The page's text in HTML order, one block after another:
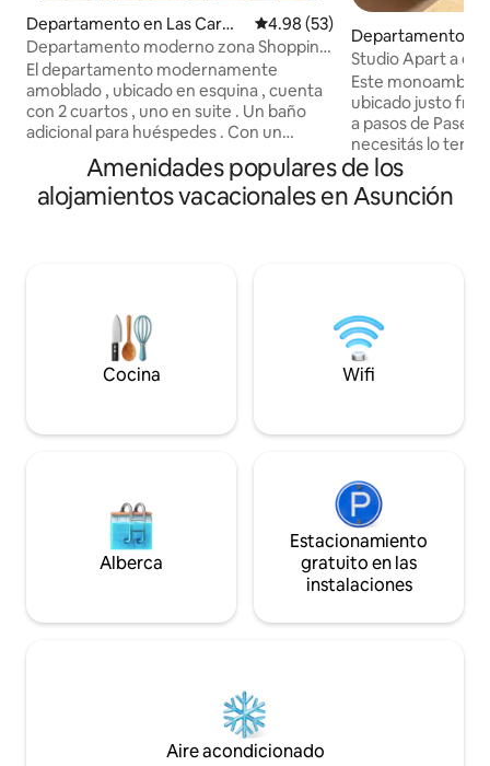
Departamento en Las Carm
elitas
Calificación promedio: 4.98 de
4.98 (53)
Departamento moderno zona Shopping
del Sol
El departamento modernamente
amoblado , ubicado en esquina , cuenta
con 2 cuartos , uno en suite . Un baño
adicional para huéspedes . Con un
comodo living para disfrutar de la vista o
ver TV UHD Samsung en pantalla de 55”
para trabajo o relax . Internet de 200
Megas y Personal Flow con canales de
lava secarropas Samsung . Cuenta con
cochera propia dentro del Edificio,
techada con acceso directo al lobby y
ascensor . Ademas , amplió balcón
portería 24 hs y cámaras en exterior e
Departamento en
litas
Studio Apart a
Shopping del Sol
Este
ubicado justo
a pasos de Paseo La
necesitás lo tenés
comerciales
Galería) -
reconocidos
disfrutar de una
donde podés
Amenidades populares de los
alojamientos vacacionales en Asunción
Cocina Wifi
Alberca
Estacionamiento
gratuito en las
instalaciones
Aire acondicionado